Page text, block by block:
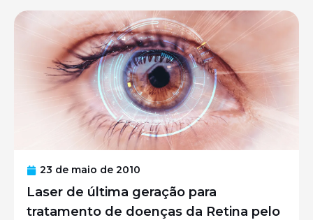
23 de maio de 2010
Laser de última geração para
tratamento de doenças da Retina pelo